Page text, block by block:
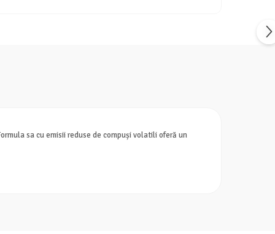
sa cu emisii reduse de compuși volatili oferă un